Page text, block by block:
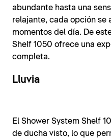
abundante hasta una
relajante, cada opción se
momentos del día. De
Shelf 1050 ofrece una
completa.
Lluvia
El Shower System Shelf
de ducha visto, lo que